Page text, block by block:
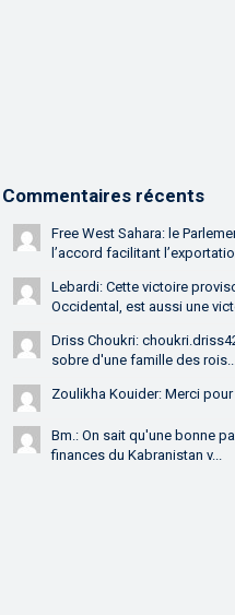
Commentaires récents
Free West Sahara: le
l’accord facilitant
Lebardi: Cette victoire
Occidental, est aussi une
Driss Choukri:
sobre d'une famille des
Zoulikha Kouider: Merci
Bm.: On sait qu'une bonne
finances du Kabranistan v...